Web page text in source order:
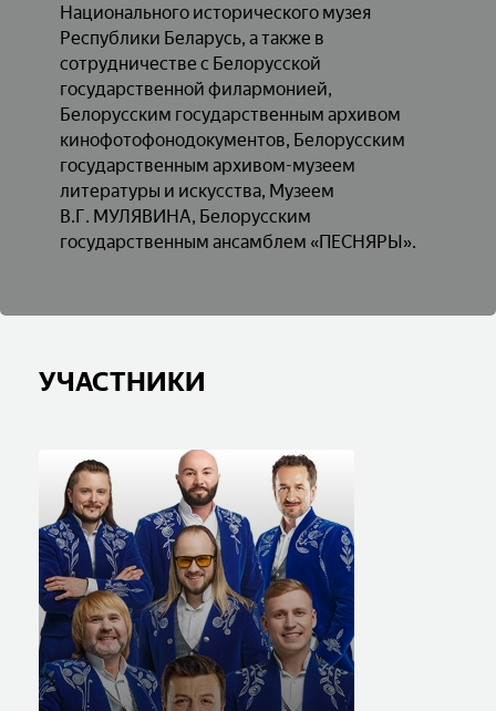
Национального исторического музея
Республики Беларусь, а также в
сотрудничестве с Белорусской
государственной филармонией,
Белорусским государственным архивом
кинофотофонодокументов, Белорусским
государственным архивом-музеем
литературы и искусства, Музеем
В.Г. МУЛЯВИНА, Белорусским
государственным ансамблем «ПЕСНЯРЫ».
УЧАСТНИКИ